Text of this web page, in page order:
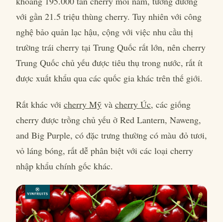
với gần 21.5 triệu thùng cherry. Tuy nhiên với công
nghệ bảo quản lạc hậu, cộng với việc nhu cầu thị
trường trái cherry tại Trung Quốc rất lớn, nên cherry
Trung Quốc chủ yếu được tiêu thụ trong nước, rất ít
được xuất khẩu qua các quốc gia khác trên thế giới.
Rất khác với cherry Mỹ và cherry Úc, các giống
cherry được trồng chủ yếu ở Red Lantern, Naweng,
and Big Purple, có đặc trưng thường có màu đỏ tươi,
vỏ láng bóng, rất dễ phân biệt với các loại cherry
nhập khẩu chính gốc khác.